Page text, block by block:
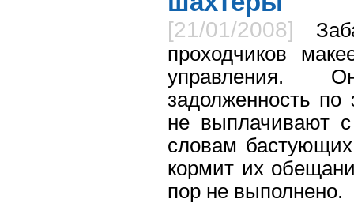
[21/01/2008]
проходчиков
управления.
задолженность
не выплачивают
словам
кормит их
пор не выполнено.